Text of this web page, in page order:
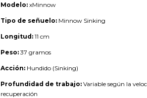
Modelo: xMinnow
Tipo de señuelo: Minnow Sinking
Longitud: 11 cm
Peso: 37 gramos
Acción: Hundido (Sinking)
Profundidad de trabajo: Variable según la
recuperación